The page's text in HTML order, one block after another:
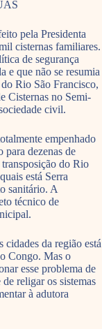
pela Presidenta
cisternas familiares.
de segurança
e que não se resumia
Rio São Francisco,
Cisternas no Semi-
civil.
empenhado
para dezenas de
transposição do Rio
está Serra
sanitário. A
técnico de
da região está
Congo. Mas o
esse problema de
religar os sistemas
à adutora